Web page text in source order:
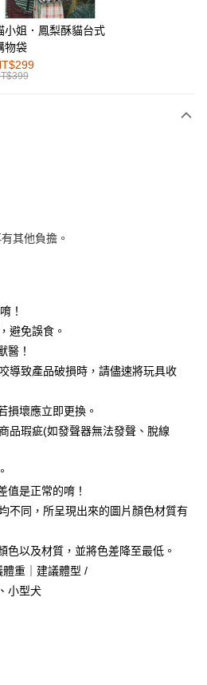
以上)免運費
以上)免運費
上)免運費
上)免運費
以上)免運費
以上)免運費
小姐．鳳梨酥貓台式
物袋
其他負擔。
！
避免誤食。
醫！
導致產品破損時，請儘速將玩具收
損壞應立即更換。
品瑕疵(如發聲器無法發聲、脫線
值是正常的唷！
不同，所呈現出來的圖片顏色材質有
色以及材質，並將色差降至最低。
重｜建議體型 /
小型犬